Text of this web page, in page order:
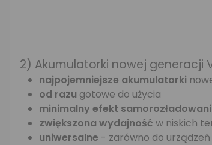
2) Akumulatorki nowej generacji
najpojemniejsze akumulatorki
od razu gotowe do użycia
minimalny efekt
zwiększona wydajność w niskich
uniwersalne - zarówno do